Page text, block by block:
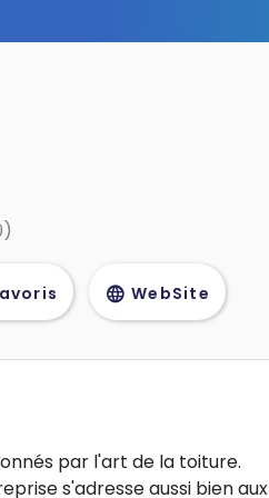
language WebSite
par l'art de la toiture.
s'adresse aussi bien aux